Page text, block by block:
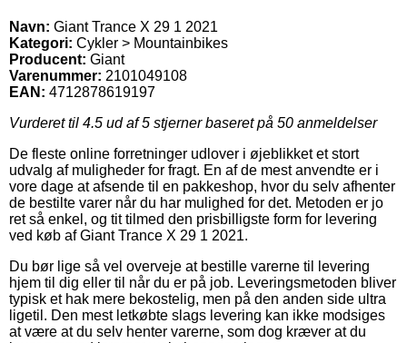
Navn: Giant Trance X 29 1 2021
Kategori: Cykler > Mountainbikes
Producent: Giant
Varenummer: 2101049108
EAN: 4712878619197
Vurderet til 4.5 ud af 5 stjerner baseret på 50 anmeldelser
De fleste online forretninger udlover i øjeblikket et stort
udvalg af muligheder for fragt. En af de mest anvendte er i
vore dage at afsende til en pakkeshop, hvor du selv afhenter
de bestilte varer når du har mulighed for det. Metoden er jo
ret så enkel, og tit tilmed den prisbilligste form for levering
ved køb af Giant Trance X 29 1 2021.
Du bør lige så vel overveje at bestille varerne til levering
hjem til dig eller til når du er på job. Leveringsmetoden bliver
typisk et hak mere bekostelig, men på den anden side ultra
ligetil. Den mest letkøbte slags levering kan ikke modsiges
at være at du selv henter varerne, som dog kræver at du